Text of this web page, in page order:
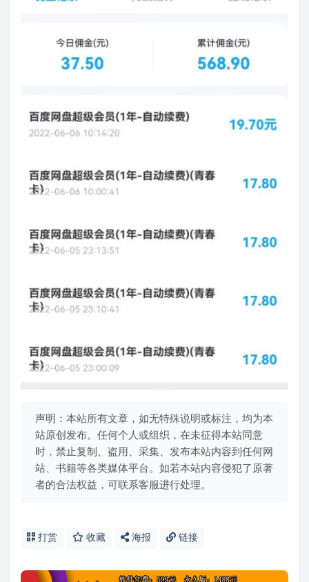
声明：本站所有文章，如无特殊说明或标注，均为本
站原创发布。任何个人或组织，在未征得本站同意
时，禁止复制、盗用、采集、发布本站内容到任何网
站、书籍等各类媒体平台。如若本站内容侵犯了原著
者的合法权益，可联系客服进行处理。
打赏 收藏 海报 链接